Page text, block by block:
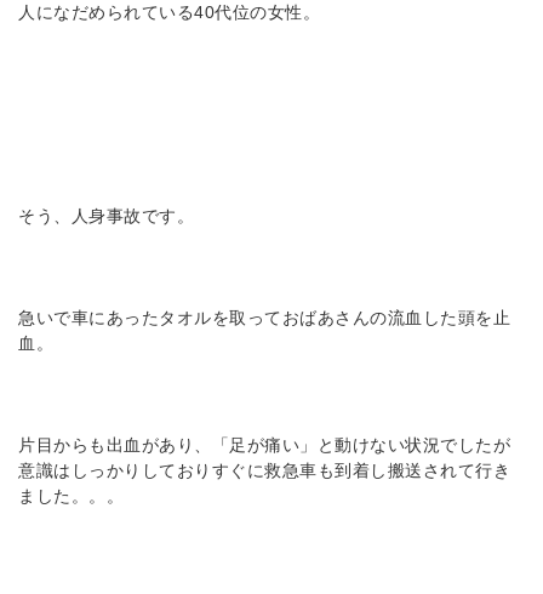
人になだめられている40代位の女性。
そう、人身事故です。
急いで車にあったタオルを取っておばあさんの流血した頭を止
血。
片目からも出血があり、「足が痛い」と動けない状況でしたが
意識はしっかりしておりすぐに救急車も到着し搬送されて行き
ました。。。